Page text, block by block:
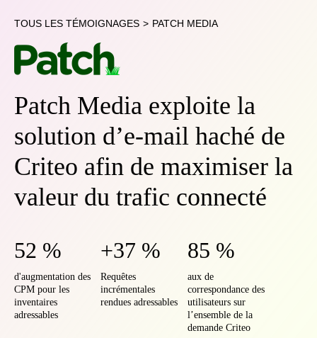
TOUS LES TÉMOIGNAGES > PATCH MEDIA
Patch Media exploite la
solution d’e-mail haché de
Criteo afin de maximiser la
valeur du trafic connecté
52 %
d'augmentation des
CPM pour les
inventaires
adressables
+37 %
Requêtes
incrémentales
rendues adressables
85 %
aux de
correspondance des
utilisateurs sur
l’ensemble de la
demande Criteo